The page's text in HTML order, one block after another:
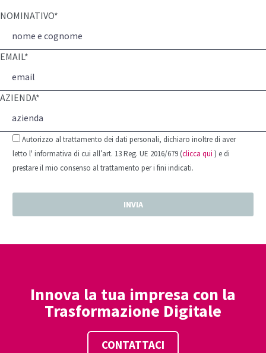
NOMINATIVO*
EMAIL*
AZIENDA*
Autorizzo al trattamento dei dati personali, dichiaro inoltre di aver
letto l' informativa di cui all’art. 13 Reg. UE 2016/679 (clicca qui ) e di
prestare il mio consenso al trattamento per i fini indicati.
Innova la tua impresa con la
Trasformazione Digitale
CONTATTACI